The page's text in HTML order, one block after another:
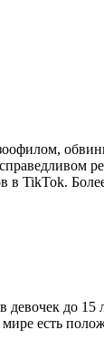
TikTok.
девочек до 15
есть